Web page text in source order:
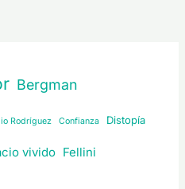
Bergman
Rodríguez Confianza Distopía
vivido Fellini